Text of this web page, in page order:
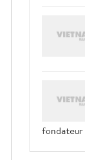
fondateur